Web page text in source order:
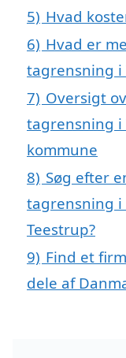
5) Hvad
6) Hvad er
tagrensning i
7) Oversigt
tagrensning i
kommune
8) Søg efter
tagrensning
Teestrup?
9) Find et
dele af